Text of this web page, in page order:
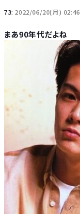
73: 2022/06/20(月)
まあ90年代だよね